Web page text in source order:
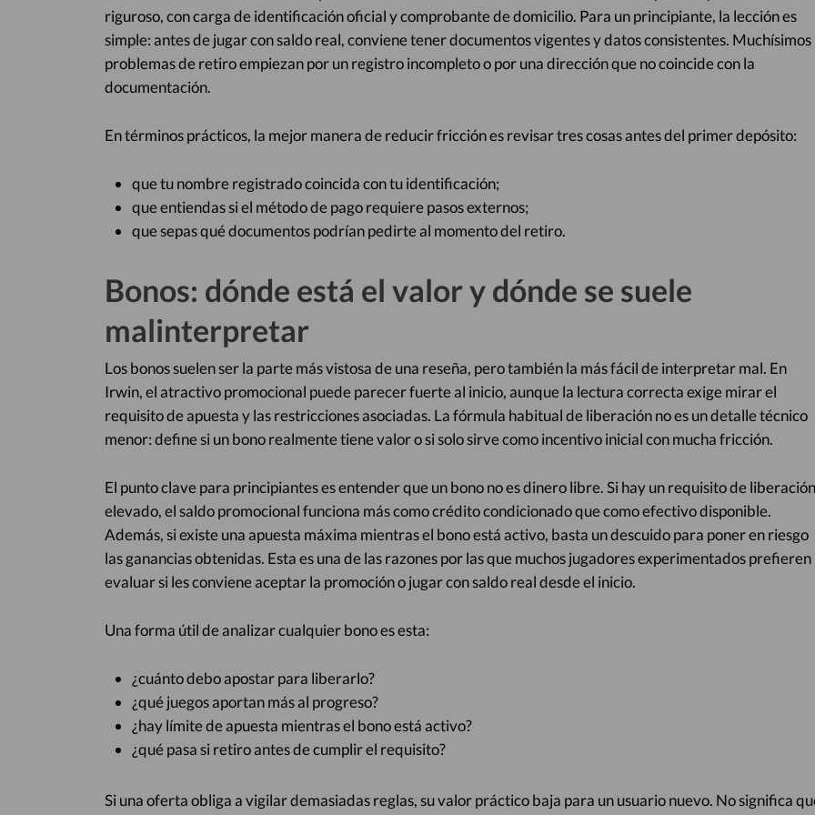
riguroso, con carga de identificación oficial y comprobante de domicilio. Para un principiante, la lección es
simple: antes de jugar con saldo real, conviene tener documentos vigentes y datos consistentes. Muchísimos
problemas de retiro empiezan por un registro incompleto o por una dirección que no coincide con la
documentación.
En términos prácticos, la mejor manera de reducir fricción es revisar tres cosas antes del primer depósito:
que tu nombre registrado coincida con tu identificación;
que entiendas si el método de pago requiere pasos externos;
que sepas qué documentos podrían pedirte al momento del retiro.
Bonos: dónde está el valor y dónde se suele
malinterpretar
Los bonos suelen ser la parte más vistosa de una reseña, pero también la más fácil de interpretar mal. En
Irwin, el atractivo promocional puede parecer fuerte al inicio, aunque la lectura correcta exige mirar el
requisito de apuesta y las restricciones asociadas. La fórmula habitual de liberación no es un detalle técnico
menor: define si un bono realmente tiene valor o si solo sirve como incentivo inicial con mucha fricción.
El punto clave para principiantes es entender que un bono no es dinero libre. Si hay un requisito de liberación
elevado, el saldo promocional funciona más como crédito condicionado que como efectivo disponible.
Además, si existe una apuesta máxima mientras el bono está activo, basta un descuido para poner en riesgo
las ganancias obtenidas. Esta es una de las razones por las que muchos jugadores experimentados prefieren
evaluar si les conviene aceptar la promoción o jugar con saldo real desde el inicio.
Una forma útil de analizar cualquier bono es esta:
¿cuánto debo apostar para liberarlo?
¿qué juegos aportan más al progreso?
¿hay límite de apuesta mientras el bono está activo?
¿qué pasa si retiro antes de cumplir el requisito?
Si una oferta obliga a vigilar demasiadas reglas, su valor práctico baja para un usuario nuevo. No significa